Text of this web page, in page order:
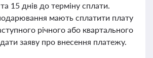
15 днів до терміну сплати.
мають сплатити плату
річного або квартального
заяву про внесення платежу.